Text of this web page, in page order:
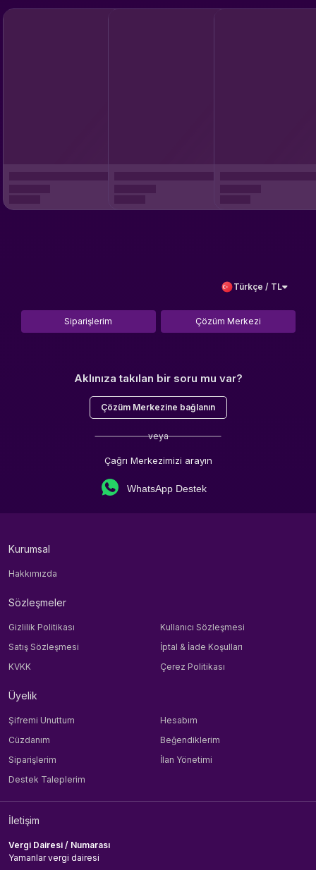
Türkçe / TL
Siparişlerim Çözüm Merkezi
Aklınıza takılan bir soru mu var?
Çözüm Merkezine bağlanın
veya
Çağrı Merkezimizi arayın
WhatsApp Destek
Kurumsal
Hakkımızda
Sözleşmeler
Gizlilik Politikası
Kullanıcı Sözleşmesi
Satış Sözleşmesi
İptal & İade Koşulları
KVKK
Çerez Politikası
Üyelik
Şifremi Unuttum
Hesabım
Cüzdanım
Beğendiklerim
Siparişlerim
İlan Yönetimi
Destek Taleplerim
İletişim
Vergi Dairesi / Numarası
Yamanlar vergi dairesi